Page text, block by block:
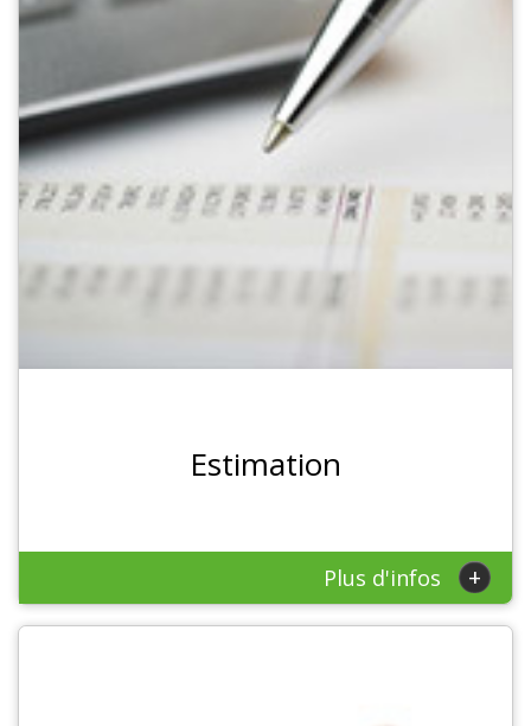
Estimation
Plus d'infos +